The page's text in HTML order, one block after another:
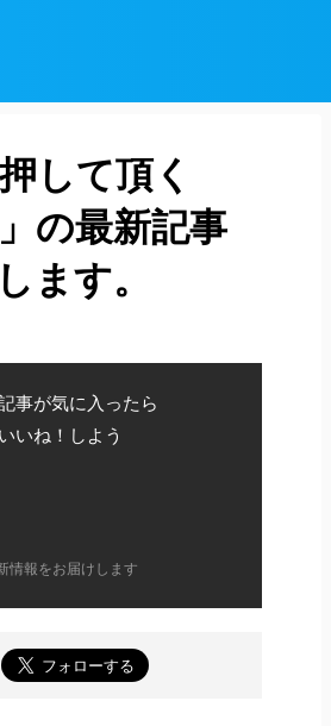
して頂く
の最新記事
ます。
事が気に入ったら
いいね！しよう
情報をお届けします